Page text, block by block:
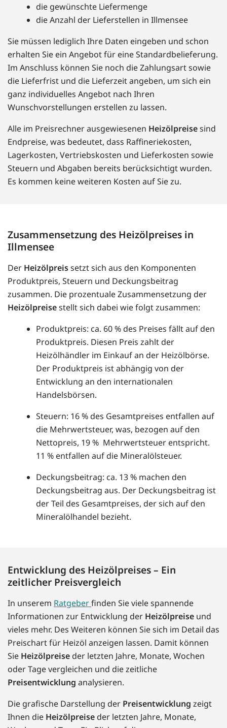
die gewünschte Liefermenge
die Anzahl der Lieferstellen in Illmensee
Sie müssen lediglich Ihre Daten eingeben und schon
erhalten Sie ein Angebot für eine Standardbelieferung.
Im Anschluss können Sie noch die Zahlungsart sowie
die Lieferfrist und die Lieferzeit angeben, um sich ein
ganz individuelles Angebot nach Ihren
Wunschvorstellungen erstellen zu lassen.
Alle im Preisrechner ausgewiesenen Heizölpreisesind
Endpreise, was bedeutet, dass Raffineriekosten,
Lagerkosten, Vertriebskosten und Lieferkosten sowie
Steuern und Abgaben bereits berücksichtigt wurden.
Es kommen keine weiteren Kosten auf Sie zu.
Zusammensetzung des Heizölpreises in
Illmensee
Der Heizölpreissetzt sich aus den Komponenten
Produktpreis, Steuern und Deckungsbeitrag
zusammen. Die prozentuale Zusammensetzung der
Heizölpreisestellt sich dabei wie folgt zusammen:
Produktpreis: ca. 60 % des Preises fällt auf den
Produktpreis. Diesen Preis zahlt der
Heizölhändler im Einkauf an der Heizölbörse.
Der Produktpreis ist abhängig von der
Entwicklung an den internationalen
Handelsbörsen.
Steuern: 16 % des Gesamtpreises entfallen auf
die Mehrwertsteuer, was, bezogen auf den
Nettopreis, 19 % Mehrwertsteuer entspricht.
11 % entfallen auf die Mineralölsteuer.
Deckungsbeitrag: ca. 13 % machen den
Deckungsbeitrag aus. Der Deckungsbeitrag ist
der Teil des Gesamtpreises, der sich auf den
Mineralölhandel bezieht.
Entwicklung des Heizölpreises – Ein
zeitlicher Preisvergleich
In unserem Ratgeberfinden Sie viele spannende
Informationen zur Entwicklung der Heizölpreise und
vieles mehr. Des Weiteren können Sie sich im Detail das
Preischart für Heizöl anzeigen lassen. Damit können
Sie Heizölpreise der letzten Jahre, Monate, Wochen
oder Tage vergleichen und die zeitliche
Preisentwicklung analysieren.
Die grafische Darstellung der Preisentwicklung zeigt
Ihnen die Heizölpreise der letzten Jahre, Monate,